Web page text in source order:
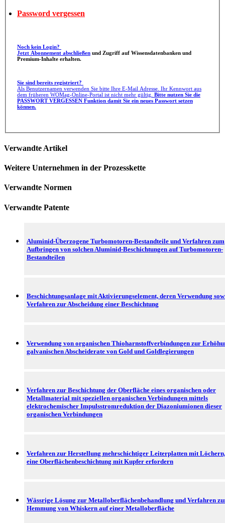
Password vergessen
Noch kein Login?
Jetzt Abonnement abschließen
Premium-Inhalte erhalten.
Sie sind bereits registriert?
Als Benutzernamen verwenden Sie bitte Ihre E-Mail Adresse. Ihr Kennwort aus
dem früheren WOMag-Online-Portal ist nicht mehr gültig. Bitte nutzen Sie die
PASSWORT VERGESSEN Funktion damit Sie ein neues Passwort setzen
können.
Verwandte Artikel
Weitere Unternehmen in der Prozesskette
Verwandte Normen
Verwandte Patente
Aluminid-Überzogene Turbomotoren-Bestandteile und Verfahren zum
Aufbringen von solchen Aluminid-Beschichtungen auf Turbomotoren-
Bestandteilen
Beschichtungsanlage mit Aktivierungselement, deren Verwendung
Verfahren zur Abscheidung einer Beschichtung
Verwendung von organischen Thioharnstoffverbindungen zur
galvanischen Abscheiderate von Gold und Goldlegierungen
Verfahren zur Beschichtung der Oberfläche eines organischen oder
Metallmaterial mit speziellen organischen Verbindungen mittels
elektrochemischer Impulsstromreduktion der Diazoniumionen dieser
organischen Verbindungen
Verfahren zur Herstellung mehrschichtiger Leiterplatten mit
eine Oberflächenbeschichtung mit Kupfer erfordern
Wässrige Lösung zur Metalloberflächenbehandlung und Verfahren
Hemmung von Whiskern auf einer Metalloberfläche